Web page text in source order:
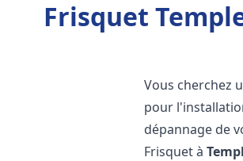
Frisquet
Vous cherchez
pour
dépannage de
Frisquet à